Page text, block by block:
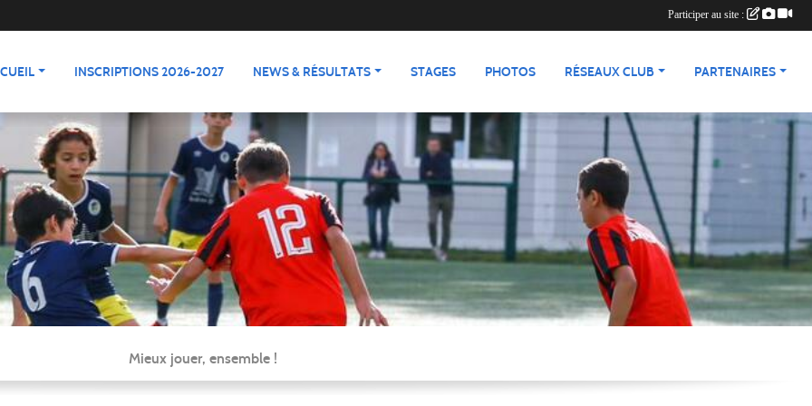
INSCRIPTIONS 2026-2027 NEWS & RÉSULTATS STAGES PHOTOS RÉSEAUX CLUB PARTENAIRES
Mieux jouer, ensemble !
Participer au site :